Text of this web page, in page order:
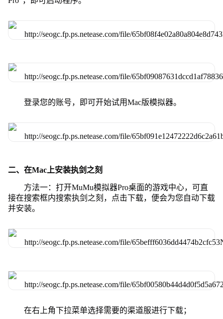
登录您的账号，即可开始试用Mac版模拟器。
二、在Mac上安装执剑之刻
方法一：打开MuMu模拟器Pro桌面的游戏中心，可直
接在搜索框内搜索执剑之刻，点击下载，便会为您自动下载
并安装。
在右上角下拉菜单选择需要的渠道服进行下载；